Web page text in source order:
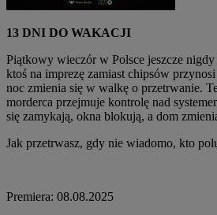
13 DNI DO WAKACJI
Piątkowy wieczór w Polsce jeszcze
ktoś na imprezę zamiast chipsów
noc zmienia się w walkę o przetrwanie.
morderca przejmuje kontrolę nad
się zamykają, okna blokują, a dom
Jak przetrwasz, gdy nie wiadomo, kto
Premiera: 08.08.2025